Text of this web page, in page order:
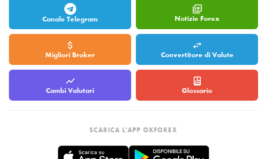
Canale Telegram Notizie Forex
Migliori Broker Convertitore di Valute
Cambi Valutari Glossario
SCARICA L'APP OKFOREX